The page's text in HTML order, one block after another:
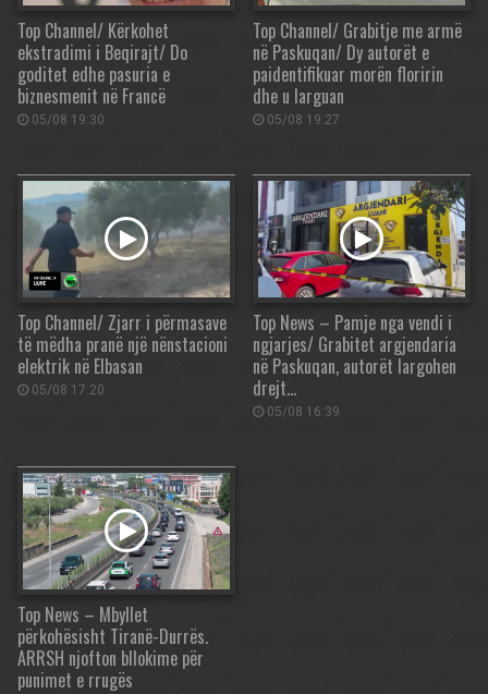
Top Channel/ Kërkohet
ekstradimi i Beqirajt/ Do
goditet edhe pasuria e
biznesmenit në Francë
05/08 19:30
Top Channel/ Grabitje me armë
në Paskuqan/ Dy autorët e
paidentifikuar morën floririn
dhe u larguan
05/08 19:27
Top Channel/ Zjarr i përmasave
të mëdha pranë një nënstacioni
elektrik në Elbasan
05/08 17:20
Top News – Pamje nga vendi i
ngjarjes/ Grabitet argjendaria
në Paskuqan, autorët largohen
drejt…
05/08 16:39
Top News – Mbyllet
përkohësisht Tiranë-Durrës.
ARRSH njofton bllokime për
punimet e rrugës